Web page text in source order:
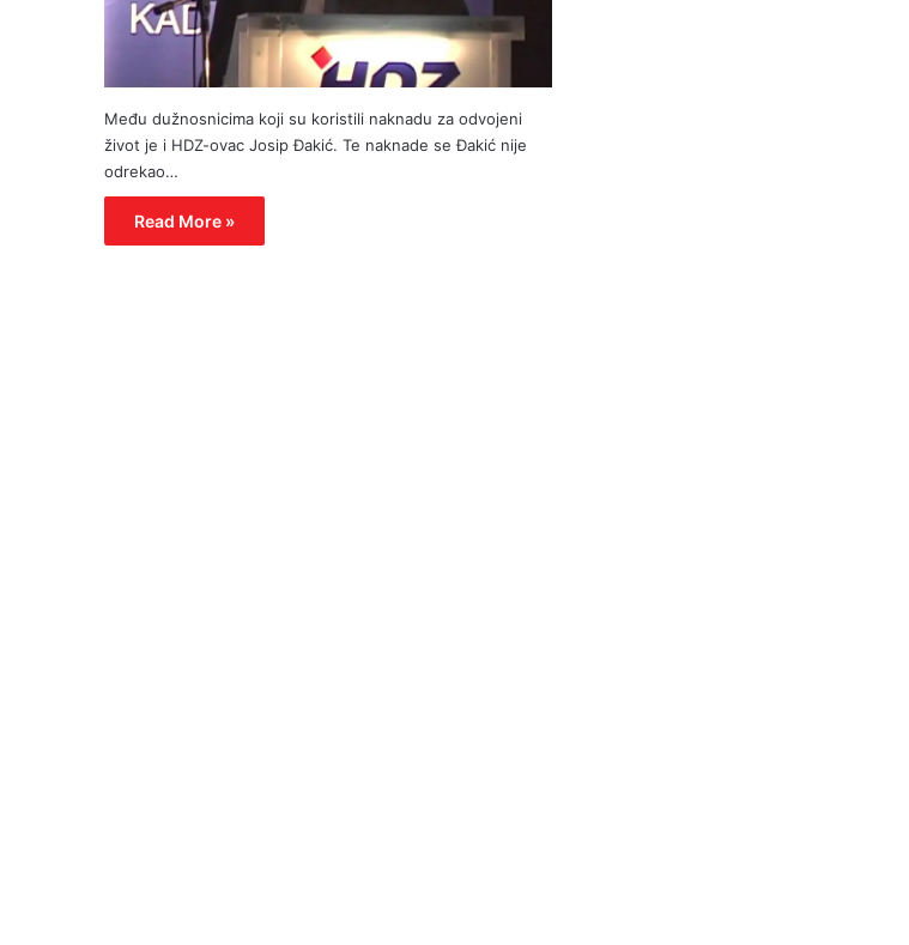
Među dužnosnicima koji su koristili naknadu za odvojeni
život je i HDZ-ovac Josip Đakić. Te naknade se Đakić nije
odrekao…
Read More »